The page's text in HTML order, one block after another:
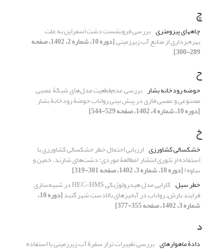
چ
چاه‏های پیزومتری بررسی فرونشست دشت اسفراین به علت
بهره‌برداری از منابع آب زیرزمینی [دوره 10، شماره 2، 1402، صفحه
289-300]
ح
حوضه رودخانه بشار بررسی عدم‌قطعیت مدل‌های شبکۀ عصبی
مصنوعی و عصبی فازی در پیش بینی رواناب حوضۀ رودخانۀ بشار
[دوره 10، شماره 4، 1402، صفحه 529-544]
خ
خشکسالی کشاورزی ارزیابی احتمال خطر خشکسالی کشاورزی با
استفاده از تئوری انتشار (مطالعۀ موردی: دشت‌های شازند، خمین و
ساوه)[دوره 10، شماره 3، 1402، صفحه 301-319]
خطر سیل
کارایی مدل هیدرولوژیکی HEC-HMS در شبیه‌سازی
فرایند بارش‌ـ رواناب در آبخیزهای بالادست شهر گنبد [دوره 10،
شماره 3، 1402، صفحه 355-377]
د
دادۀ ماهواره‏ای بررسی تغییرات تراز سفرۀ آب زیرزمینی با استفاده